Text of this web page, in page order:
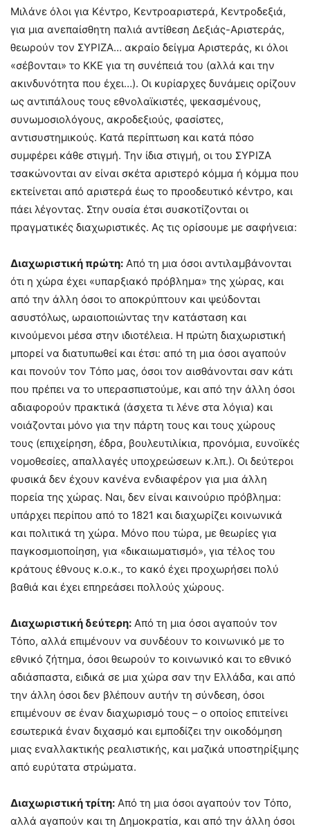
Μιλάνε όλοι για Κέντρο, Κεντροαριστερά, Κεντροδεξιά,
για μια ανεπαίσθητη παλιά αντίθεση Δεξιάς-Αριστεράς,
θεωρούν τον ΣΥΡΙΖΑ… ακραίο δείγμα Αριστεράς, κι όλοι
«σέβονται» το ΚΚΕ για τη συνέπειά του (αλλά και την
ακινδυνότητα που έχει…). Οι κυρίαρχες δυνάμεις ορίζουν
ως αντιπάλους τους εθνολαϊκιστές, ψεκασμένους,
συνωμοσιολόγους, ακροδεξιούς, φασίστες,
αντισυστημικούς. Κατά περίπτωση και κατά πόσο
συμφέρει κάθε στιγμή. Την ίδια στιγμή, οι του ΣΥΡΙΖΑ
τσακώνονται αν είναι σκέτα αριστερό κόμμα ή κόμμα που
εκτείνεται από αριστερά έως το προοδευτικό κέντρο, και
πάει λέγοντας. Στην ουσία έτσι συσκοτίζονται οι
πραγματικές διαχωριστικές. Ας τις ορίσουμε με σαφήνεια:
Διαχωριστική πρώτη: Από τη μια όσοι αντιλαμβάνονται
ότι η χώρα έχει «υπαρξιακό πρόβλημα» της χώρας, και
από την άλλη όσοι το αποκρύπτουν και ψεύδονται
ασυστόλως, ωραιοποιώντας την κατάσταση και
κινούμενοι μέσα στην ιδιοτέλεια. Η πρώτη διαχωριστική
μπορεί να διατυπωθεί και έτσι: από τη μια όσοι αγαπούν
και πονούν τον Τόπο μας, όσοι τον αισθάνονται σαν κάτι
που πρέπει να το υπερασπιστούμε, και από την άλλη όσοι
αδιαφορούν πρακτικά (άσχετα τι λένε στα λόγια) και
νοιάζονται μόνο για την πάρτη τους και τους χώρους
τους (επιχείρηση, έδρα, βουλευτιλίκια, προνόμια, ευνοϊκές
νομοθεσίες, απαλλαγές υποχρεώσεων κ.λπ.). Οι δεύτεροι
φυσικά δεν έχουν κανένα ενδιαφέρον για μια άλλη
πορεία της χώρας. Ναι, δεν είναι καινούριο πρόβλημα:
υπάρχει περίπου από το 1821 και διαχωρίζει κοινωνικά
και πολιτικά τη χώρα. Μόνο που τώρα, με θεωρίες για
παγκοσμιοποίηση, για «δικαιωματισμό», για τέλος του
κράτους έθνους κ.ο.κ., το κακό έχει προχωρήσει πολύ
βαθιά και έχει επηρεάσει πολλούς χώρους.
Διαχωριστική δεύτερη: Από τη μια όσοι αγαπούν τον
Τόπο, αλλά επιμένουν να συνδέουν το κοινωνικό με το
εθνικό ζήτημα, όσοι θεωρούν το κοινωνικό και το εθνικό
αδιάσπαστα, ειδικά σε μια χώρα σαν την Ελλάδα, και από
την άλλη όσοι δεν βλέπουν αυτήν τη σύνδεση, όσοι
επιμένουν σε έναν διαχωρισμό τους – ο οποίος επιτείνει
εσωτερικά έναν διχασμό και εμποδίζει την οικοδόμηση
μιας εναλλακτικής ρεαλιστικής, και μαζικά υποστηρίξιμης
από ευρύτατα στρώματα.
Διαχωριστική τρίτη: Από τη μια όσοι αγαπούν τον Τόπο,
αλλά αγαπούν και τη Δημοκρατία, και από την άλλη όσοι